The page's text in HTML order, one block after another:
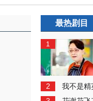
最热剧目
1
2 我不是精